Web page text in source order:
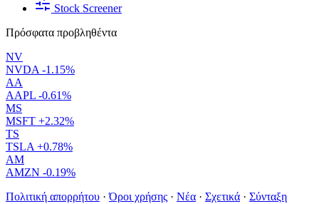
Stock Screener
Πρόσφατα προβληθέντα
NV
NVDA -1.15%
AA
AAPL -0.61%
MS
MSFT +2.32%
TS
TSLA +0.78%
AM
AMZN -0.19%
Πολιτική απορρήτου · Όροι χρήσης · Νέα · Σχετικά · Σύνταξη